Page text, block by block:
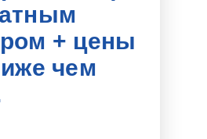
эффективно работать
и без
находить